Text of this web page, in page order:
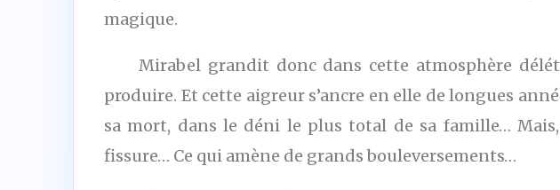
magique.
Mirabel grandit donc dans cette atmosphère
produire. Et cette aigreur s’ancre en elle de longues
sa mort, dans le déni le plus total de sa famille…
fissure… Ce qui amène de grands bouleversements…